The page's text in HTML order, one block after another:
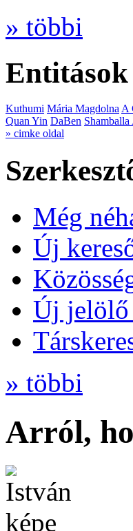
» többi
Entitások
Kuthumi Mária MagdolnaA
Quan Yin DaBen Shamballa
» cimke oldal
Még
Új
Új jelölő
» többi
Arról,